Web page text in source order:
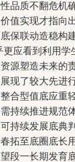
品质不翻危机
值实现才指向
保联动造稳构
更应看到利用
源塑造未来的
现了较大先进
合型值底应重
持续推进规范
持续发展底典
拓至底圈底长
段一长期发育